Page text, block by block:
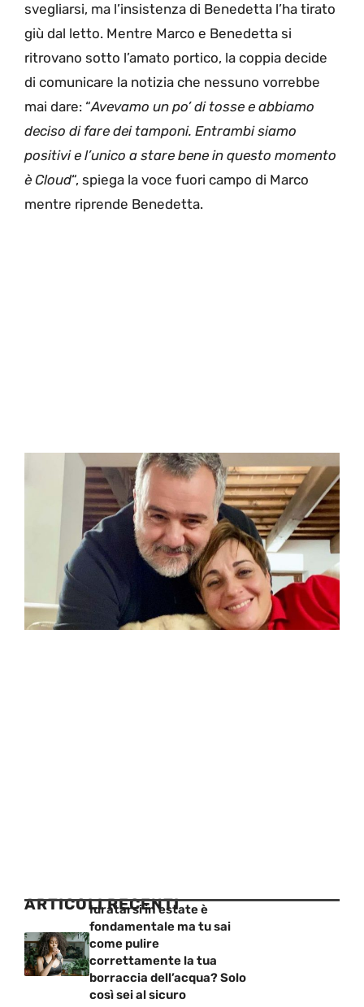
svegliarsi, ma l’insistenza di Benedetta l’ha tirato
giù dal letto. Mentre Marco e Benedetta si
ritrovano sotto l’amato portico, la coppia decide
di comunicare la notizia che nessuno vorrebbe
mai dare: “Avevamo un po’ di tosse e abbiamo
deciso di fare dei tamponi. Entrambi siamo
positivi e l’unico a stare bene in questo momento
è Cloud“, spiega la voce fuori campo di Marco
mentre riprende Benedetta.
ARTICOLI RECENTI
Idratarsi in estate è
fondamentale ma tu sai
come pulire
correttamente la tua
borraccia dell’acqua? Solo
così sei al sicuro